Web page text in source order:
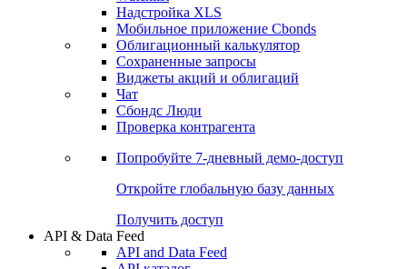
Получить доступ
Инструментарий
Портфель
Watchlist
Надстройка XLS
Мобильное приложение Cbonds
Облигационный калькулятор
Сохраненные запросы
Чат
Проверка контрагента
Попробуйте7-дневный
Откройте глобальную базу данных